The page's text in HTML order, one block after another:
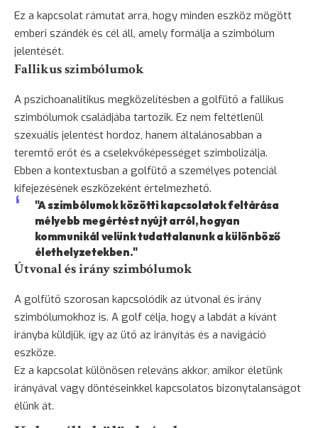
Ez a kapcsolat rámutat arra, hogy minden eszköz mögött
emberi szándék és cél áll, amely formálja a szimbólum
jelentését.
Fallikus szimbólumok
A pszichoanalitikus megközelítésben a golfütő a fallikus
szimbólumok családjába tartozik. Ez nem feltétlenül
szexuális jelentést hordoz, hanem általánosabban a
teremtő erőt és a cselekvőképességet szimbolizálja.
Ebben a kontextusban a golfütő a személyes potenciál
kifejezésének eszközeként értelmezhető.
"A szimbólumok közötti kapcsolatok feltárása
mélyebb megértést nyújt arról, hogyan
kommunikál velünk tudattalanunk a különböző
élethelyzetekben."
Útvonal és irány szimbólumok
A golfütő szorosan kapcsolódik az útvonal és irány
szimbólumokhoz is. A golf célja, hogy a labdát a kívánt
irányba küldjük, így az ütő az irányítás és a navigáció
eszköze.
Ez a kapcsolat különösen releváns akkor, amikor életünk
irányával vagy döntéseinkkel kapcsolatos bizonytalanságot
élünk át.